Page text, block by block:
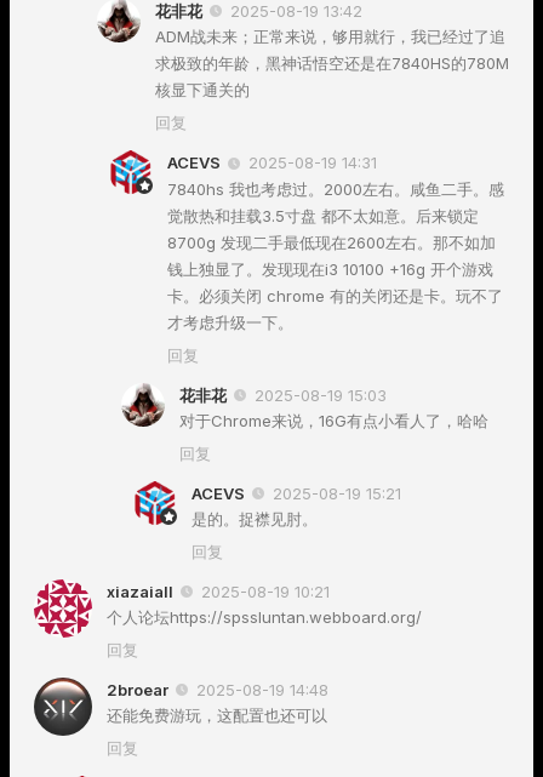
花非花
2025-08-19 13:42
ADM战未来；正常来说，够用就行，我已经过了追
求极致的年龄，黑神话悟空还是在7840HS的780M
核显下通关的
回复
ACEVS
2025-08-19 14:31
7840hs 我也考虑过。2000左右。咸鱼二手。感
觉散热和挂载3.5寸盘 都不太如意。后来锁定
8700g 发现二手最低现在2600左右。那不如加
钱上独显了。发现现在i3 10100 +16g 开个游戏
卡。必须关闭 chrome 有的关闭还是卡。玩不了
才考虑升级一下。
回复
花非花
2025-08-19 15:03
对于Chrome来说，16G有点小看人了，哈哈
回复
ACEVS
2025-08-19 15:21
是的。捉襟见肘。
回复
xiazaiall
2025-08-19 10:21
个人论坛https://spssluntan.webboard.org/
回复
2broear
2025-08-19 14:48
还能免费游玩，这配置也还可以
回复